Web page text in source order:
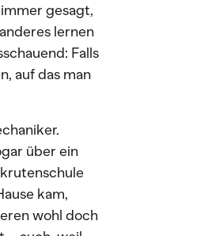
gesagt,
lernen
Falls
auf das man
über ein
kam,
wohl doch